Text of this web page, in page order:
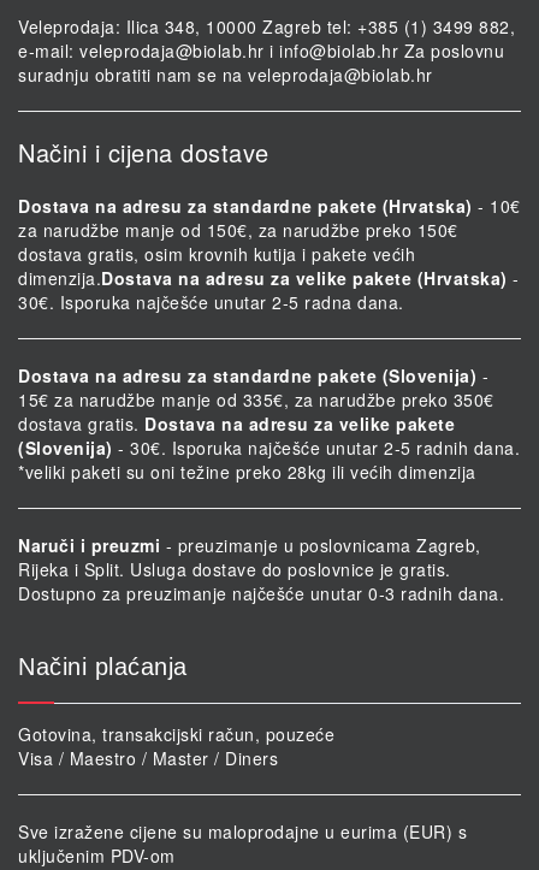
Veleprodaja: Ilica 348, 10000 Zagreb tel: +385 (1) 3499 882,
e-mail: veleprodaja@biolab.hr i info@biolab.hr Za poslovnu
suradnju obratiti nam se na veleprodaja@biolab.hr
Načini i cijena dostave
Dostava na adresu za standardne pakete (Hrvatska) - 10€
za narudžbe manje od 150€, za narudžbe preko 150€
dostava gratis, osim krovnih kutija i pakete većih
dimenzija.Dostava na adresu za velike pakete (Hrvatska) -
30€. Isporuka najčešće unutar 2-5 radna dana.
Dostava na adresu za standardne pakete (Slovenija) -
15€ za narudžbe manje od 335€, za narudžbe preko 350€
dostava gratis. Dostava na adresu za velike pakete
(Slovenija) - 30€. Isporuka najčešće unutar 2-5 radnih dana.
*veliki paketi su oni težine preko 28kg ili većih dimenzija
Naruči i preuzmi - preuzimanje u poslovnicama Zagreb,
Rijeka i Split. Usluga dostave do poslovnice je gratis.
Dostupno za preuzimanje najčešće unutar 0-3 radnih dana.
Načini plaćanja
Gotovina, transakcijski račun, pouzeće
Visa / Maestro / Master / Diners
Sve izražene cijene su maloprodajne u eurima (EUR) s
uključenim PDV-om